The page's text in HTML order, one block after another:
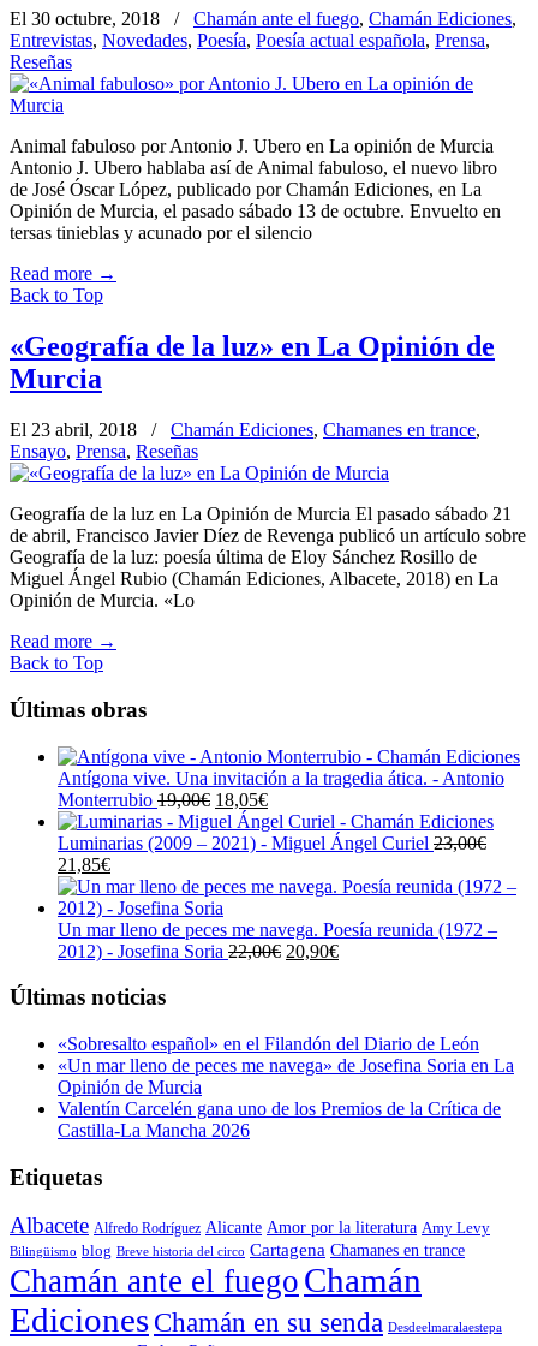
El 30 octubre, 2018 / Chamán ante el fuego, Chamán Ediciones,
Entrevistas, Novedades, Poesía, Poesía actual española, Prensa,
Reseñas
Animal fabuloso por Antonio J. Ubero en La opinión de Murcia
Antonio J. Ubero hablaba así de Animal fabuloso, el nuevo libro
de José Óscar López, publicado por Chamán Ediciones, en La
Opinión de Murcia, el pasado sábado 13 de octubre. Envuelto en
tersas tinieblas y acunado por el silencio
Read more →
Back to Top
«Geografía de la luz» en La Opinión de
Murcia
El 23 abril, 2018 / Chamán Ediciones, Chamanes en trance,
Ensayo, Prensa, Reseñas
Geografía de la luz en La Opinión de Murcia El pasado sábado 21
de abril, Francisco Javier Díez de Revenga publicó un artículo sobre
Geografía de la luz: poesía última de Eloy Sánchez Rosillo de
Miguel Ángel Rubio (Chamán Ediciones, Albacete, 2018) en La
Opinión de Murcia. «Lo
Read more →
Back to Top
Últimas obras
Antígona vive. Una invitación a la tragedia ática. - Antonio
Monterrubio 19,00€ El
precio
original
19,00€.
18,05€El
precio
actual
18,05€.
Luminarias (2009 – 2021) - Miguel Ángel Curiel 23,00€
El
precio
original
era:
23,00€.
21,85€El
precio
actual
es:
21,85€.
Un mar lleno de peces me navega. Poesía reunida (1972 –
2012) - Josefina Soria 22,00€ El
22,00€.
20,90€El
20,90€.
Últimas noticias
«Sobresalto español» en el Filandón del Diario de León
«Un mar lleno de peces me navega» de Josefina Soria en La
Opinión de Murcia
Valentín Carcelén gana uno de los Premios de la Crítica de
Castilla-La Mancha 2026
Etiquetas
Albacete Alfredo Rodríguez Alicante Amor por la literatura Amy Levy
Bilingüismo blog Breve historia del circo Cartagena Chamanes en trance
Chamán ante el fuego Chamán
Ediciones Chamán en su senda Desdeelmaralaestepa